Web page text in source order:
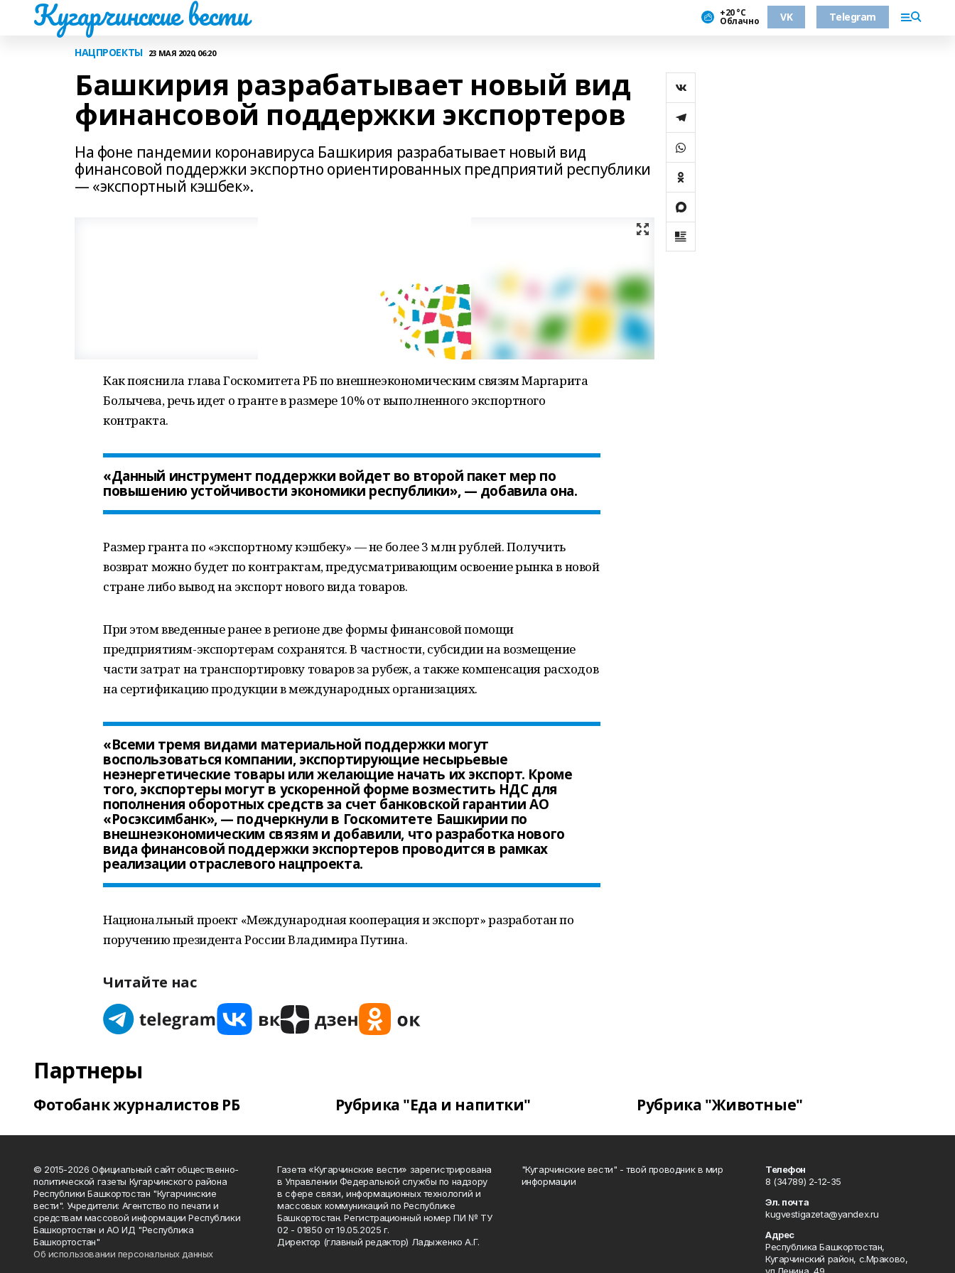
Кугарчинские вести +20 °С
Облачно VK Telegram
НАЦПРОЕКТЫ 23 МАЯ 2020, 06:20
Башкирия разрабатывает новый вид
финансовой поддержки экспортеров
На фоне пандемии коронавируса Башкирия разрабатывает новый вид
финансовой поддержки экспортно ориентированных предприятий республики
— «экспортный кэшбек».
Как пояснила глава Госкомитета РБ по внешнеэкономическим связям Маргарита
Болычева, речь идет о гранте в размере 10% от выполненного экспортного
контракта.
«Данный инструмент поддержки войдет во второй пакет мер по
повышению устойчивости экономики республики», — добавила она.
Размер гранта по «экспортному кэшбеку» — не более 3 млн рублей. Получить
возврат можно будет по контрактам, предусматривающим освоение рынка в новой
стране либо вывод на экспорт нового вида товаров.
При этом введенные ранее в регионе две формы финансовой помощи
предприятиям-экспортерам сохранятся. В частности, субсидии на возмещение
части затрат на транспортировку товаров за рубеж, а также компенсация расходов
на сертификацию продукции в международных организациях.
«Всеми тремя видами материальной поддержки могут
воспользоваться компании, экспортирующие несырьевые
неэнергетические товары или желающие начать их экспорт. Кроме
того, экспортеры могут в ускоренной форме возместить НДС для
пополнения оборотных средств за счет банковской гарантии АО
«Росэксимбанк», — подчеркнули в Госкомитете Башкирии по
внешнеэкономическим связям и добавили, что разработка нового
вида финансовой поддержки экспортеров проводится в рамках
реализации отраслевого нацпроекта.
Национальный проект «Международная кооперация и экспорт» разработан по
поручению президента России Владимира Путина.
Читайте нас
Партнеры
Фотобанк журналистов РБ Рубрика "Еда и напитки" Рубрика "Животные"
© 2015-2026 Официальный сайт общественно-
политической газеты Кугарчинского района
Республики Башкортостан "Кугарчинские
вести". Учредители: Агентство по печати и
средствам массовой информации Республики
Башкортостан и АО ИД "Республика
Башкортостан"
Об использовании персональных данных
Газета «Кугарчинские вести» зарегистрирована
в Управлении Федеральной службы по надзору
в сфере связи, информационных технологий и
массовых коммуникаций по Республике
Башкортостан. Регистрационный номер ПИ № ТУ
02 - 01850 от 19.05.2025 г.
Директор (главный редактор) Ладыженко А.Г.
"Кугарчинские вести" - твой проводник в мир
информации
Телефон
8 (34789) 2-12-35
Эл. почта
kugvestigazeta@yandex.ru
Адрес
Республика Башкортостан,
Кугарчинский район, с.Мраково,